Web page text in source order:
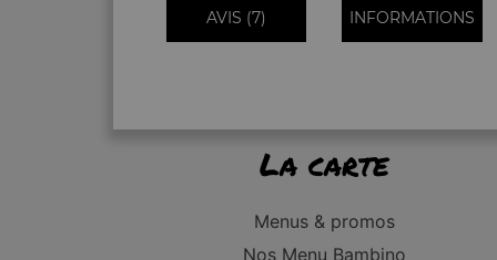
AVIS (7) INFORMATIONS
La carte
Menus & promos
Nos Menu Bambino